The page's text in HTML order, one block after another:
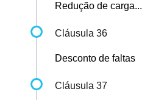
Redução de carga...
Cláusula 36
Desconto de faltas
Cláusula 37